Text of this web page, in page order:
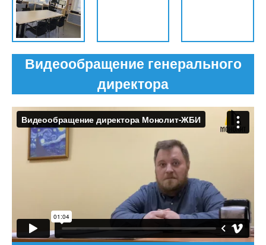
Видеообращение генерального
директора